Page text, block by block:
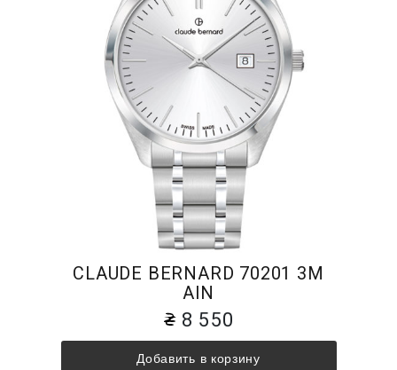
CLAUDE BERNARD 70201 3M
AIN
8 550
Добавить в корзину